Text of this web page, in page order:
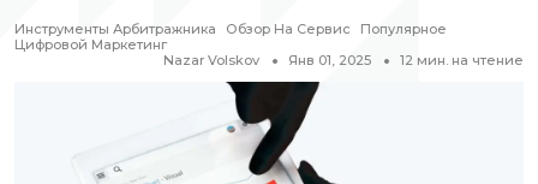
Инструменты Арбитражника Обзор На Сервис
Популярное
Цифровой Маркетинг
Nazar Volskov
Янв 01, 2025 12 мин. на чтение